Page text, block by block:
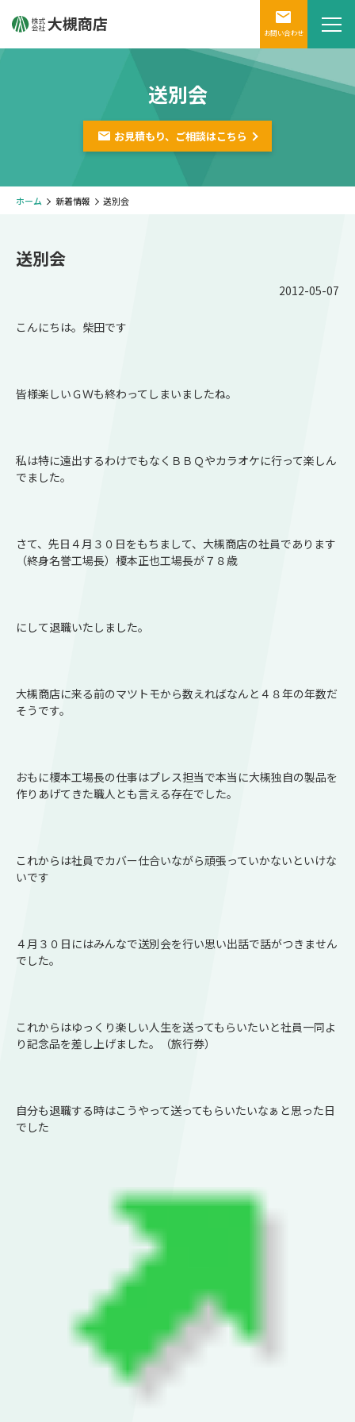
お問い合わせ
送別会
お見積もり、ご相談はこちら
ホーム 新着情報 送別会
送別会
2012-05-07
こんにちは。柴田です
皆様楽しいＧＷも終わってしまいましたね。
私は特に遠出するわけでもなくＢＢＱやカラオケに行って楽しん
でました。
さて、先日４月３０日をもちまして、大槻商店の社員であります
（終身名誉工場長）榎本正也工場長が７８歳
にして退職いたしました。
大槻商店に来る前のマツトモから数えればなんと４８年の年数だ
そうです。
おもに榎本工場長の仕事はプレス担当で本当に大槻独自の製品を
作りあげてきた職人とも言える存在でした。
これからは社員でカバー仕合いながら頑張っていかないといけな
いです
４月３０日にはみんなで送別会を行い思い出話で話がつきません
でした。
これからはゆっくり楽しい人生を送ってもらいたいと社員一同よ
り記念品を差し上げました。（旅行券）
自分も退職する時はこうやって送ってもらいたいなぁと思った日
でした